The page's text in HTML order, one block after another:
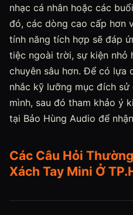
nhạc cá nhân hoặc các
đó, các dòng cao cấp hơn
tính năng tích hợp sẽ đáp
tiệc ngoài trời, sự kiện nhỏ
chuyên sâu hơn. Để có lựa
nhắc kỹ lưỡng mục đích sử
mình, sau đó tham khảo ý
tại Bảo Hùng Audio để
Các Câu Hỏi
Xách Tay Mini Ở